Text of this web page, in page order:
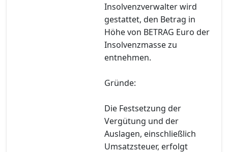
Insolvenzverwalter wird
gestattet, den Betrag in
Höhe von BETRAG Euro der
Insolvenzmasse zu
entnehmen.
Gründe:
Die Festsetzung der
Vergütung und der
Auslagen, einschließlich
Umsatzsteuer, erfolgt